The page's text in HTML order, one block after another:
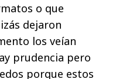
o que
dejaron
los veían
prudencia pero
porque estos